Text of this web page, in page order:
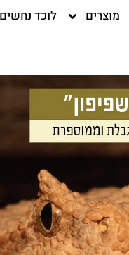
מוצרים לוכד